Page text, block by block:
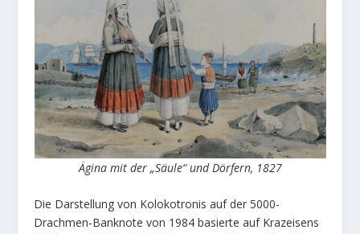
Ägina mit der „Säule“ und Dörfern, 1827
Die Darstellung von Kolokotronis auf der 5000-
Drachmen-Banknote von 1984 basierte auf Krazeisens